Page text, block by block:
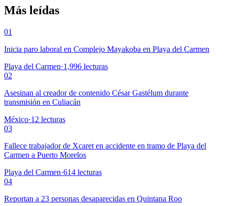
Más leídas
01
Inicia paro laboral en Complejo Mayakoba en Playa del Carmen
Playa del Carmen·1,996 lecturas
02
Asesinan al creador de contenido César Gastélum durante
transmisión en Culiacán
México·12 lecturas
03
Fallece trabajador de Xcaret en accidente en tramo de Playa del
Carmen a Puerto Morelos
Playa del Carmen·614 lecturas
04
Reportan a 23 personas desaparecidas en Quintana Roo